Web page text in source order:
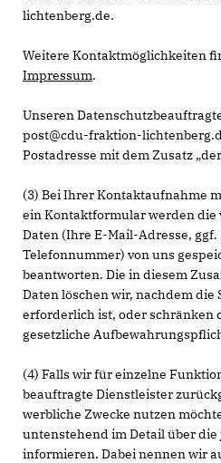
lichtenberg.de.
Weitere Kontaktmöglichkeiten
Impressum.
Unseren
post@cdu-fraktion-
Postadresse mit dem Zusatz
(3) Bei Ihrer Kontaktaufnahme
ein Kontaktformular werden
Daten (Ihre E-Mail-Adresse,
Telefonnummer) von uns
beantworten. Die in diesem
Daten löschen wir, nachdem
erforderlich ist, oder schränken
gesetzliche
(4) Falls wir für einzelne
beauftragte Dienstleister
werbliche Zwecke nutzen
untenstehend im Detail über die
informieren. Dabei nennen wir